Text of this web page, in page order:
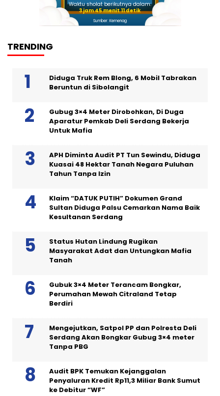
Waktu sholat berikutnya dalam:
3 jam 45 menit 10 detik
Sumber: Kemenag
TRENDING
Diduga Truk Rem Blong, 6 Mobil Tabrakan
Beruntun di Sibolangit
Gubug 3×4 Meter Dirobohkan, Di Duga
Aparatur Pemkab Deli Serdang Bekerja
Untuk Mafia
APH Diminta Audit PT Tun Sewindu, Diduga
Kuasai 48 Hektar Tanah Negara Puluhan
Tahun Tanpa Izin
Klaim “DATUK PUTIH” Dokumen Grand
Sultan Diduga Palsu Cemarkan Nama Baik
Kesultanan Serdang
Status Hutan Lindung Rugikan
Masyarakat Adat dan Untungkan Mafia
Tanah
Gubuk 3×4 Meter Terancam Bongkar,
Perumahan Mewah Citraland Tetap
Berdiri
Mengejutkan, Satpol PP dan Polresta Deli
Serdang Akan Bongkar Gubug 3×4 meter
Tanpa PBG
Audit BPK Temukan Kejanggalan
Penyaluran Kredit Rp11,3 Miliar Bank Sumut
ke Debitur “WF”